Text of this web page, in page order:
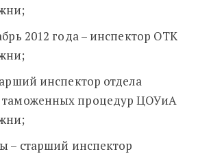
2012 года – инспектор ОТК
инспектор отдела
таможенных процедур ЦОУиА
– старший инспектор